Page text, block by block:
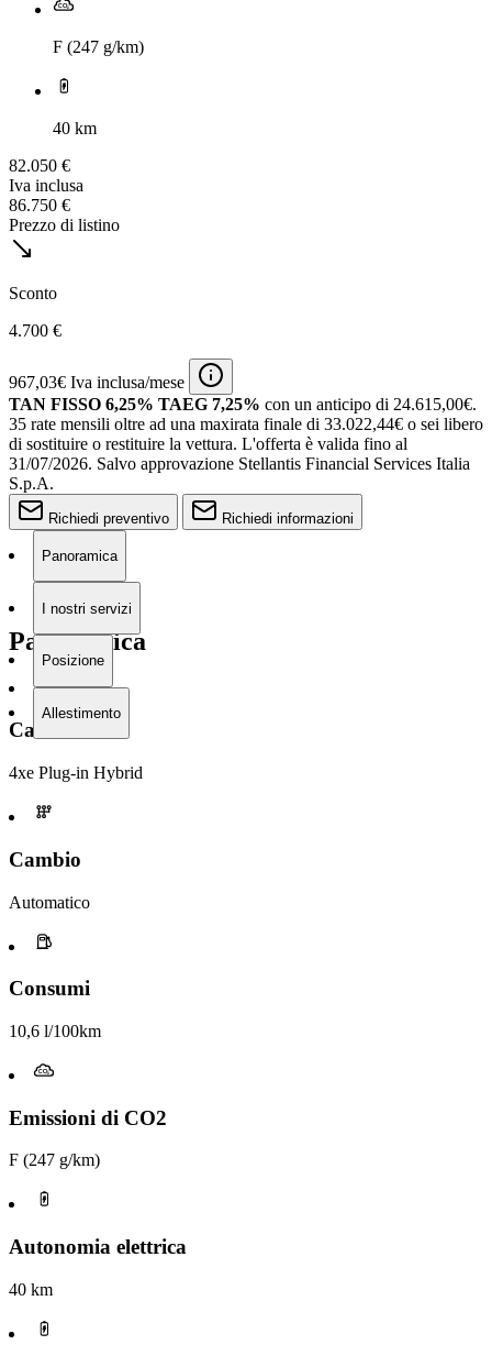
F (247 g/km)
40 km
82.050 €
Iva inclusa
86.750 €
Prezzo di listino
Sconto
4.700 €
967,03€ Iva inclusa/mese
TAN FISSO 6,25% TAEG 7,25% con un anticipo di 24.615,00€.
35 rate mensili oltre ad una maxirata finale di 33.022,44€ o sei libero
di sostituire o restituire la vettura. L'offerta è valida fino al
31/07/2026. Salvo approvazione Stellantis Financial Services Italia
S.p.A.
Richiedi preventivo Richiedi informazioni
Panoramica
I nostri servizi
Posizione
Allestimento
Panoramica
Carburante
4xe Plug-in Hybrid
Cambio
Automatico
Consumi
10,6 l/100km
Emissioni di CO2
F (247 g/km)
Autonomia elettrica
40 km